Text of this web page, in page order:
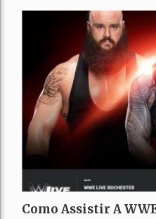
Como Assistir A